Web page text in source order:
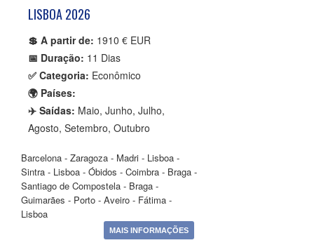
LISBOA 2026
💲 A partir de: 1910 € EUR
📅 Duração: 11 Dias
✅ Categoria: Econômico
🌍 Países:
✈️ Saídas: Maio, Junho, Julho,
Agosto, Setembro, Outubro
Barcelona - Zaragoza - Madri - Lisboa -
Sintra - Lisboa - Óbidos - Coimbra - Braga -
Santiago de Compostela - Braga -
Guimarães - Porto - Aveiro - Fátima -
Lisboa
MAIS INFORMAÇÕES